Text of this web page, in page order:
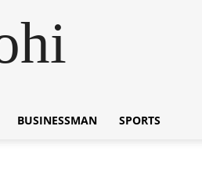
BUSINESSMAN SPORTS